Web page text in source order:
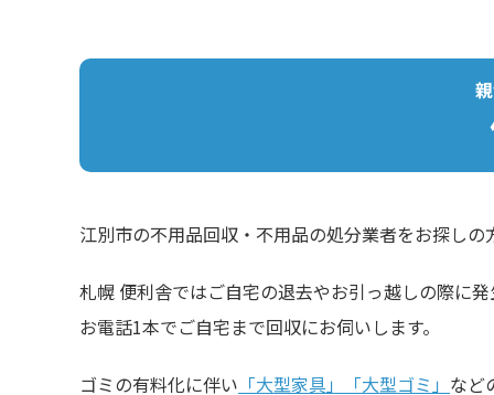
江別市の不用品回収・不用品の処分業者をお探し
札幌 便利舎ではご自宅の退去やお引っ越しの際に
お電話1本でご自宅まで回収にお伺いします。
ゴミの有料化に伴い 「大型家具」「大型ゴミ」 など